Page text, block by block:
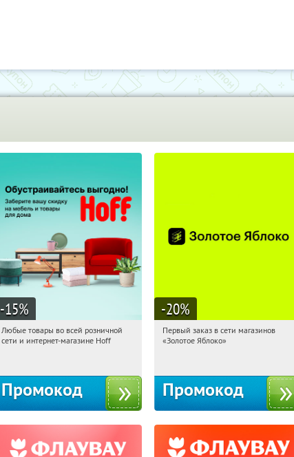
-15%
01:46:44 Получили:
Любые товары во всей розничной
сети и интернет-магазине Hoff
Промокод
-20%
01:46:44
Получи первым!
Первый заказ в сети магазинов
«Золотое Яблоко»
Промокод